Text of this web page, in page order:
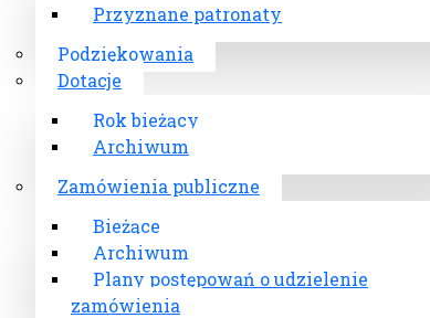
Przyznane patronaty
Podziękowania
Dotacje
Rok bieżący
Archiwum
Zamówienia publiczne
Bieżące
Archiwum
Plany postępowań o udzielenie
zamówienia